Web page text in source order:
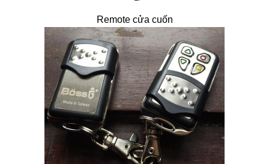
Remote cửa cuốn